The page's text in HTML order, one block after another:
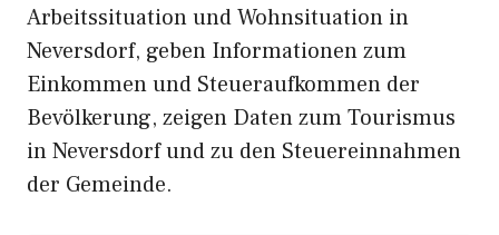
Arbeitssituation und Wohnsituation in
Neversdorf, geben Informationen zum
Einkommen und Steueraufkommen der
Bevölkerung, zeigen Daten zum Tourismus
in Neversdorf und zu den Steuereinnahmen
der Gemeinde.